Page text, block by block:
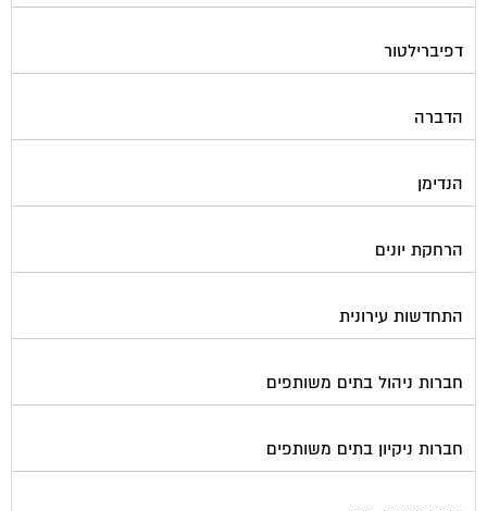
דפיברילטור
הדברה
הנדימן
הרחקת יונים
התחדשות עירונית
חברות ניהול בתים משותפים
חברות ניקיון בתים משותפים